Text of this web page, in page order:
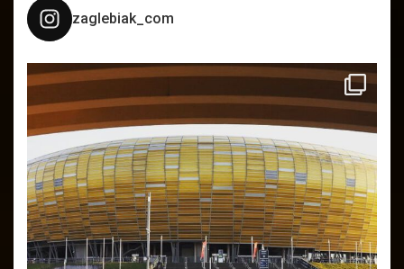
zaglebiak_com